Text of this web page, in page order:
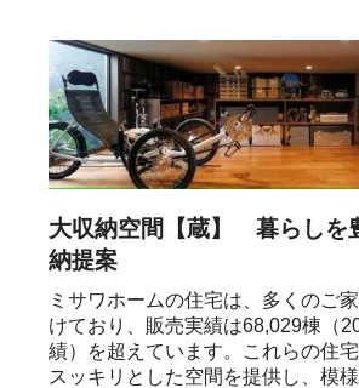
大収納空間【蔵】 暮らしを
納提案
ミサワホームの住宅は、多くのご
けており、販売実績は68,029棟（
績）を超えています。これらの住
スッキリとした空間を提供し、模